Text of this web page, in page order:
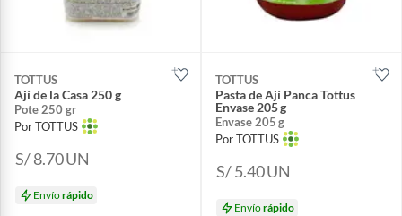
TOTTUS
Ají de la Casa 250 g
Pote 250 gr
Por TOTTUS
S/ 8.70UN
Envíorápido
TOTTUS
Pasta de Ají Panca Tottus
Envase 205 g
Envase 205 g
Por TOTTUS
S/ 5.40UN
Envíorápido